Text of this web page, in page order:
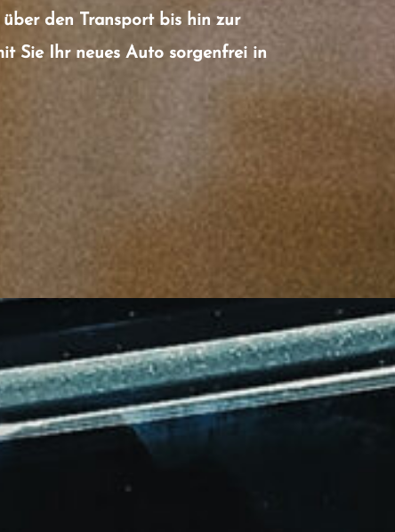
den Transport bis hin zur
Sie Ihr neues Auto sorgenfrei in